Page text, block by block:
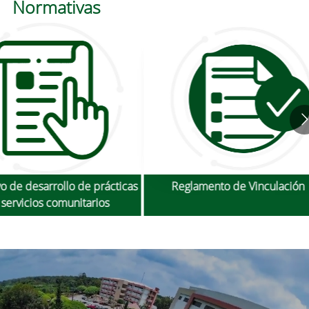
Normativas
de Vinculación
Reglamento de Suscripción